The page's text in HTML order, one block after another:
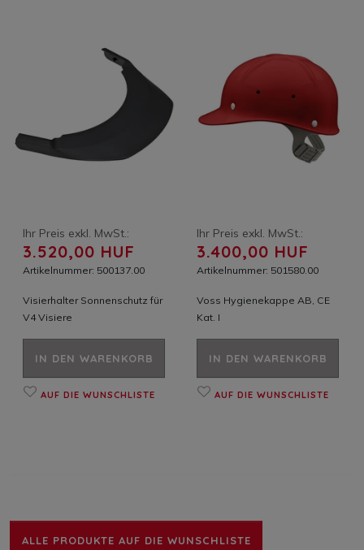
Ihr Preis exkl. MwSt.:
3.520,00 HUF
Artikelnummer: 500137.00
Visierhalter Sonnenschutz für
V4 Visiere
IN DEN WARENKORB
AUF DIE WUNSCHLISTE
Ihr Preis exkl. MwSt.:
3.400,00 HUF
Artikelnummer: 501580.00
Voss Hygienekappe AB, CE
Kat. I
IN DEN WARENKORB
AUF DIE WUNSCHLISTE
ALLE PRODUKTE AUF DIE WUNSCHLISTE